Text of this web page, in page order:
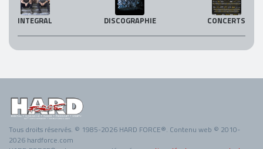
INTEGRAL DISCOGRAPHIE CONCERTS
Tous droits réservés. © 1985-2026 HARD FORCE®. Contenu web © 2010-
2026 hardforce.com